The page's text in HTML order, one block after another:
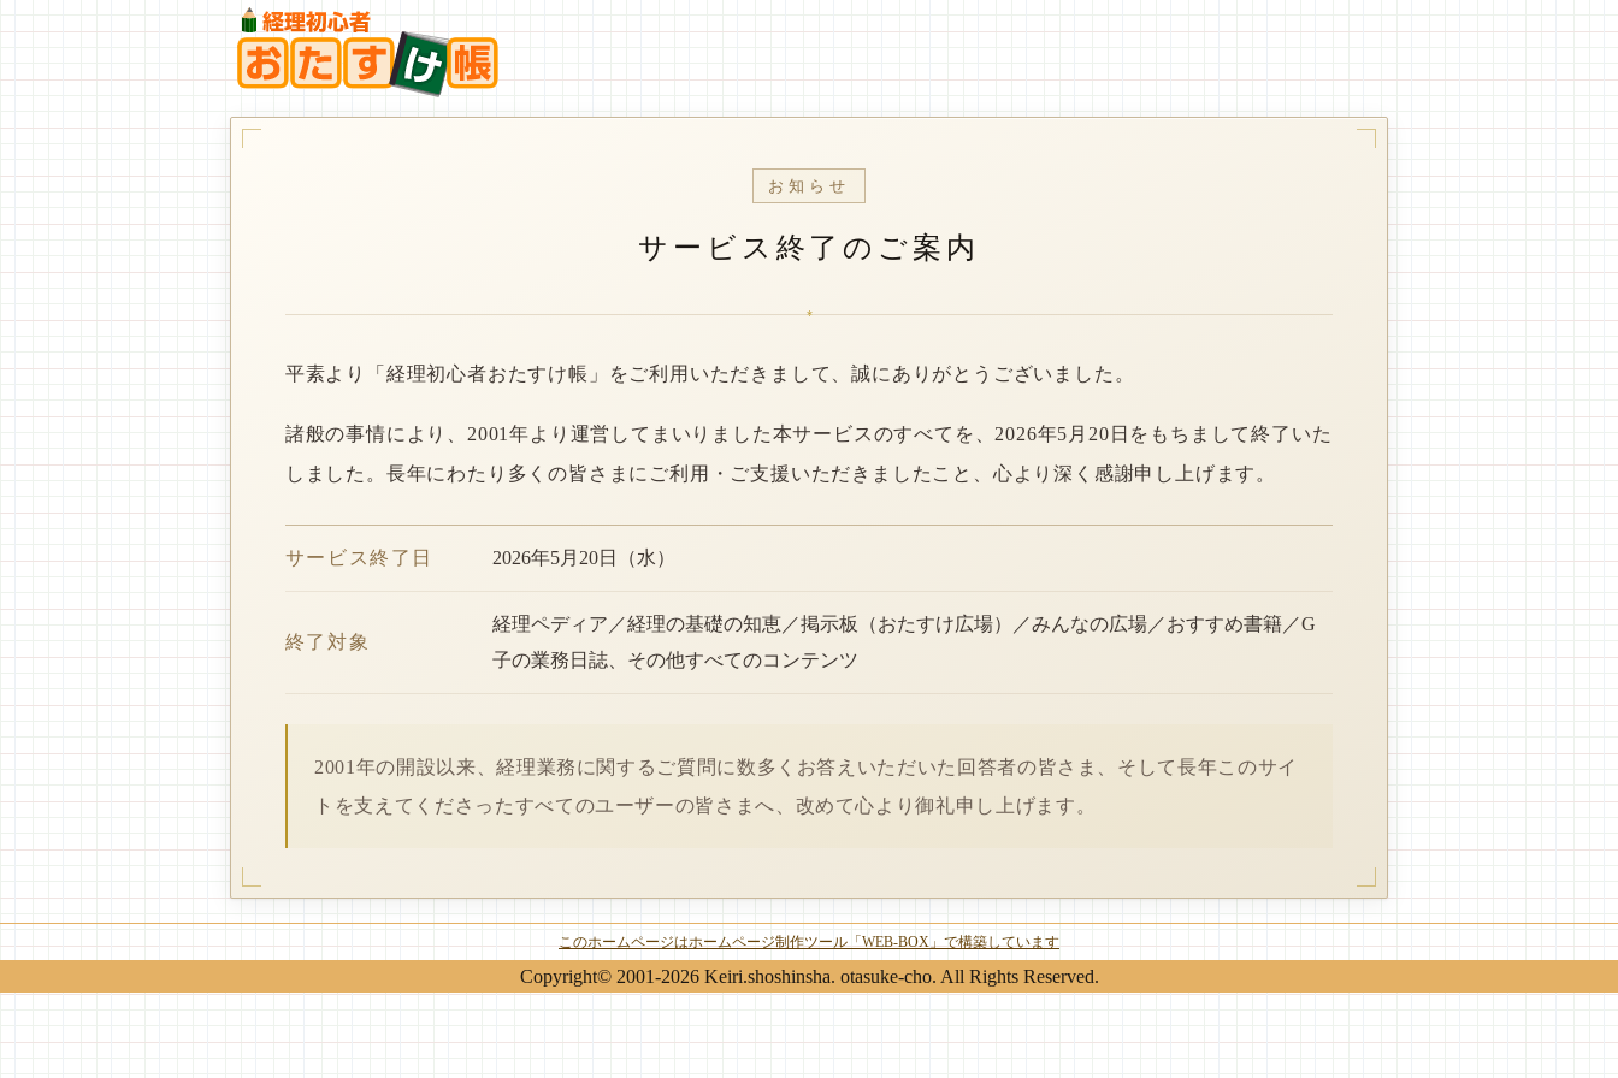
お知らせ
サービス終了のご案内
*
平素より「経理初心者おたすけ帳」をご利用いただきまして、誠にありがとうございました。
諸般の事情により、2001年より運営してまいりました本サービスのすべてを、2026年5月20日をもちまして終了いた
しました。長年にわたり多くの皆さまにご利用・ご支援いただきましたこと、心より深く感謝申し上げます。
サービス終了日 2026年5月20日（水）
終了対象
経理ペディア／経理の基礎の知恵／掲示板（おたすけ広場）／みんなの広場／おすすめ書籍／G
子の業務日誌、その他すべてのコンテンツ
2001年の開設以来、経理業務に関するご質問に数多くお答えいただいた回答者の皆さま、そして長年このサイ
トを支えてくださったすべてのユーザーの皆さまへ、改めて心より御礼申し上げます。
このホームページはホームページ制作ツール「WEB-BOX」で構築しています
Copyright© 2001-2026 Keiri.shoshinsha. otasuke-cho. All Rights Reserved.